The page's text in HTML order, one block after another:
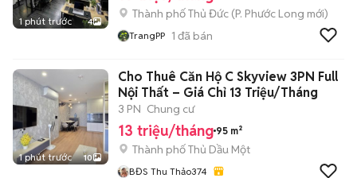
1 phút trước 4
Thành phố Thủ Đức (P. Phước Long mới)
TrangPP 1 đã bán
1 phút trước 10
Cho Thuê Căn Hộ C Skyview 3PN Full
Nội Thất – Giá Chỉ 13 Triệu/Tháng
3 PN Chung cư
13 triệu/tháng 95 m²
Thành phố Thủ Dầu Một
BĐS Thu Thảo374